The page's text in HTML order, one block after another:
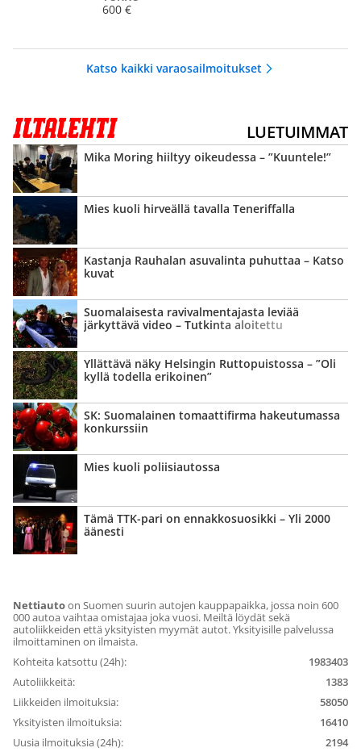
600 €
Katso kaikki varaosailmoitukset
LUETUIMMAT
Mika Moring hiiltyy oikeudessa – ”Kuuntele!”
Mies kuoli hirveällä tavalla Teneriffalla
Kastanja Rauhalan asuvalinta puhuttaa – Katso
kuvat
Suomalaisesta ravi­valmentajasta leviää
järkyttävä video – Tutkinta aloitettu
Yllättävä näky Helsingin Ruttopuistossa – ”Oli
kyllä todella erikoinen”
SK: Suomalainen tomaattifirma hakeutumassa
konkurssiin
Mies kuoli poliisiautossa
Tämä TTK-pari on ennakko­suosikki – Yli 2000
äänesti
Nettiautoon Suomen suurin autojen kauppapaikka, jossa noin 600
000 autoa vaihtaa omistajaa joka vuosi. Meiltä löydät sekä
autoliikkeiden että yksityisten myymät autot. Yksityisille palvelussa
ilmoittaminen on ilmaista.
Kohteita katsottu (24h):
1983403
Autoliikkeitä:
1383
Liikkeiden ilmoituksia:
58050
Yksityisten ilmoituksia:
16410
Uusia ilmoituksia (24h):
2194